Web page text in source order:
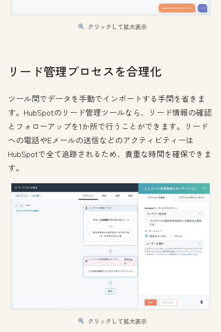
クリックして拡大表示
リード管理プロセスを合理化
ツール間でデータを手動でインポートする手間を省きま
す。HubSpotのリード管理ツールなら、リード情報の確認
とフォローアップを1か所で行うことができます。リード
への電話やEメールの送信などのアクティビティーは
HubSpotで全て追跡されるため、貴重な時間を確保できま
す。
クリックして拡大表示